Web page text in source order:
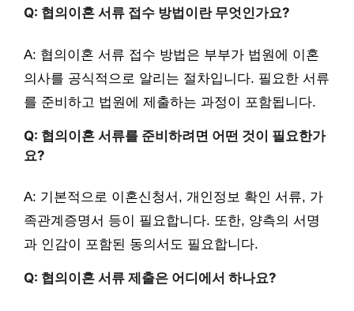
Q: 협의이혼 서류 접수 방법이란 무엇인가요?
A: 협의이혼 서류 접수 방법은 부부가 법원에 이혼
의사를 공식적으로 알리는 절차입니다. 필요한 서류
를 준비하고 법원에 제출하는 과정이 포함됩니다.
Q: 협의이혼 서류를 준비하려면 어떤 것이 필요한가
요?
A: 기본적으로 이혼신청서, 개인정보 확인 서류, 가
족관계증명서 등이 필요합니다. 또한, 양측의 서명
과 인감이 포함된 동의서도 필요합니다.
Q: 협의이혼 서류 제출은 어디에서 하나요?